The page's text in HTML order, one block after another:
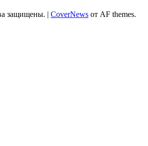
защищены. | CoverNews от AF themes.